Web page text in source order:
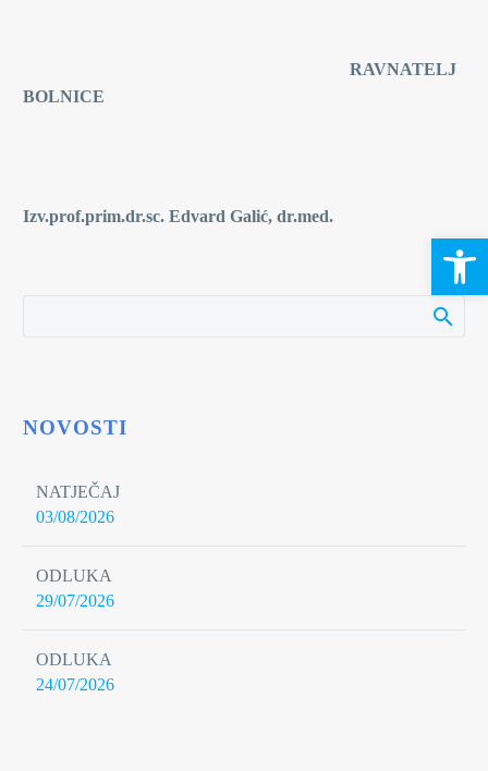
RAVNATELJ
BOLNICE
Izv.prof.prim.dr.sc. Edvard Galić, dr.med.
NOVOSTI
NATJEČAJ
03/08/2026
ODLUKA
29/07/2026
ODLUKA
24/07/2026